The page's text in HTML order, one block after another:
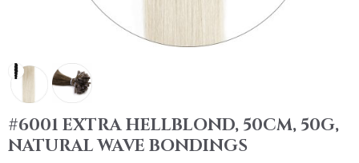
#6001 EXTRA HELLBLOND, 50CM, 50G,
NATURAL WAVE BONDINGS